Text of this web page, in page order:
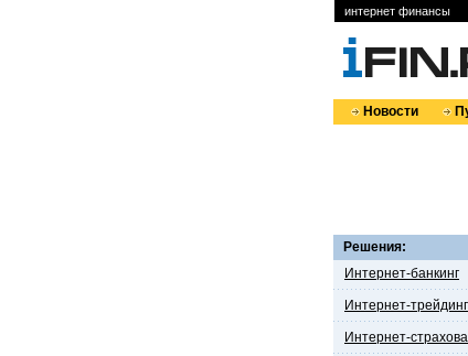
интернет финансы
Новости
Решения:
Интернет-банкинг
Интернет-трейдинг
Интернет-